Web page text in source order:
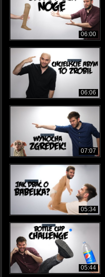
06:00
06:06
07:07
05:34
05:44